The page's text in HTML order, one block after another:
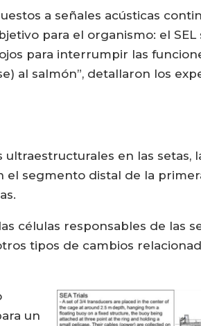
a señales acústicas
para el organismo: el
para interrumpir las
al salmón”, detallaron los
en las setas,
segmento distal de la
células responsables de las
tipos de cambios
un